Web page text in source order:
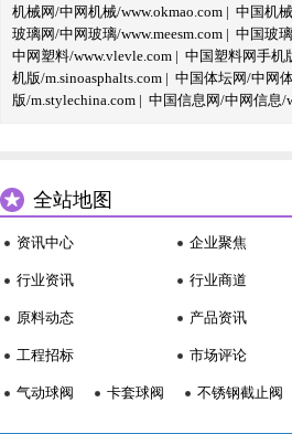
机械网/中网机械/www.okmao.com | 中国机
玻璃网/中网玻璃/www.meesm.com | 中国玻
中网塑料/www.vlevle.com | 中国塑料网手机
机版/m.sinoasphalts.com | 中国体坛网/中网
版/m.stylechina.com | 中国信息网/中网信息/
全站地图
资讯中心
行业资讯
原料动态
工程招标
企业聚焦
行业商道
产品资讯
市场评论
气动球阀 卡套球阀 不锈钢截止阀